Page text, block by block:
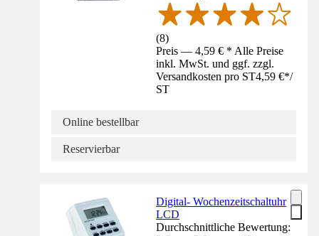
(8)
Preis — 4,59 € * Alle Preise
inkl. MwSt. und ggf. zzgl.
Versandkosten pro ST4,59 €*/
ST
Online bestellbar
Reservierbar
Digital- Wochenzeitschaltuhr
LCD
Durchschnittliche Bewertung: